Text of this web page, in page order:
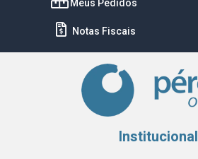
Meus Pedidos
Notas Fiscais
Institucional